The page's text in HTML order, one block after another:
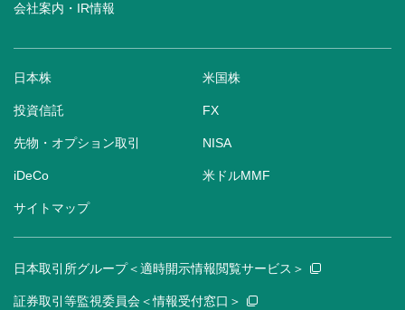
会社案内・IR情報
日本株 米国株
投資信託 FX
先物・オプション取引 NISA
iDeCo 米ドルMMF
サイトマップ
日本取引所グループ＜適時開示情報閲覧サービス＞
証券取引等監視委員会＜情報受付窓口＞